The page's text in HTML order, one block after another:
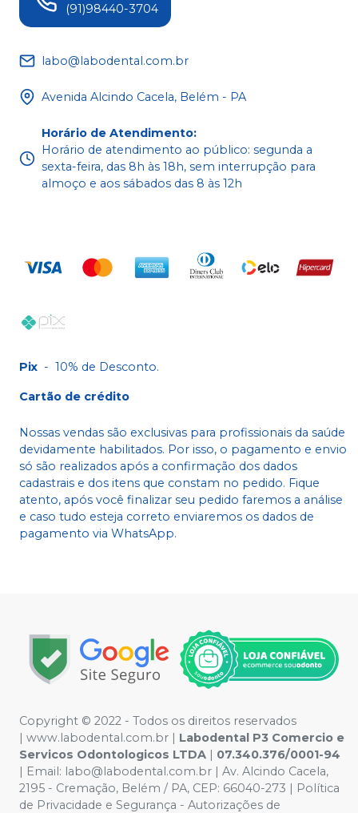
(91)98440-3704
labo@labodental.com.br
Avenida Alcindo Cacela, Belém - PA
Horário de Atendimento:
Horário de atendimento ao público: segunda a
sexta-feira, das 8h às 18h, sem interrupção para
almoço e aos sábados das 8 às 12h
Pix - 10% de Desconto.
Cartão de crédito
Nossas vendas são exclusivas para profissionais da saúde
devidamente habilitados. Por isso, o pagamento e envio
só são realizados após a confirmação dos dados
cadastrais e dos itens que constam no pedido. Fique
atento, após você finalizar seu pedido faremos a análise
e caso tudo esteja correto enviaremos os dados de
pagamento via WhatsApp.
Copyright © 2022 - Todos os direitos reservados
| www.labodental.com.br | Labodental P3 Comercio e
Servicos Odontologicos LTDA | 07.340.376/0001-94
| Email: labo@labodental.com.br | Av. Alcindo Cacela,
2195 - Cremação, Belém / PA, CEP: 66040-273 | Política
de Privacidade e Segurança - Autorizações de